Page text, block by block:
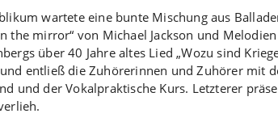
wartete eine bunte Mischung aus
the mirror“ von Michael Jackson und
über 40 Jahre altes Lied „Wozu sind
entließ die Zuhörerinnen und Zuhörer mit
und der Vokalpraktische Kurs. Letzterer